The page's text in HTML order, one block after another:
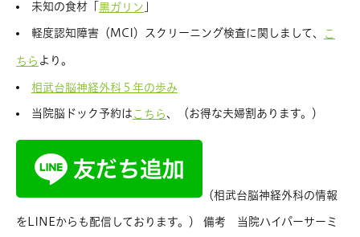
未知の食材「 黒ガリン
軽度認知障害（MCI）スクリーニング検査に関しまして、 こ
ちら より。
相武台脳神経外科５年の歩み
当院脳ドック予約は こちら、（お得な夫婦割あります。）
（相武台脳神経外科の情報
をLINEからも配信しております。） 備考 当院ハイパーサーミ